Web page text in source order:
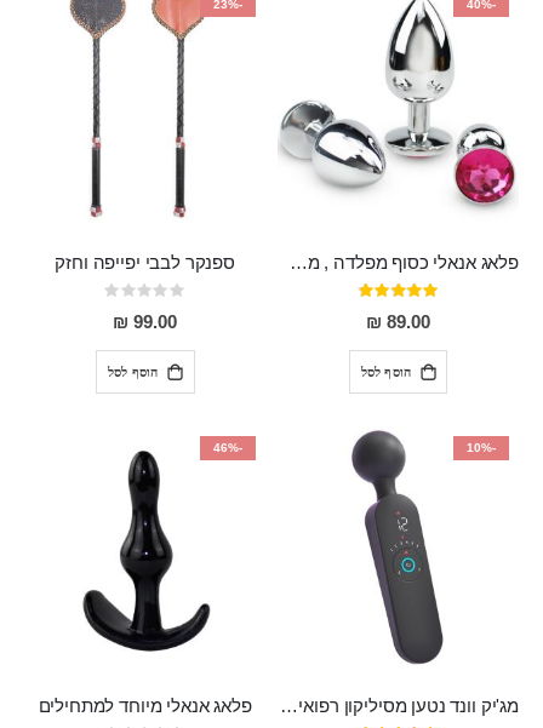
-40%
פלאג אנאלי כסוף מפלדה , מתאים ללבישה מתחת לבגדים, בגודל 7.3 על 2.8 ס"מ
דירוג:
97%
89.00 ₪
הוסף לסל
-23%
ספנקר לבבי יפייפה וחזק
Rating:
0%
99.00 ₪
הוסף לסל
-10%
מג'יק וונד נטען מסיליקון רפואי חזק בעל 12 מצבי רטט ו6 מהירויות שונות ROMI
-46%
פלאג אנאלי מיוחד למתחילים